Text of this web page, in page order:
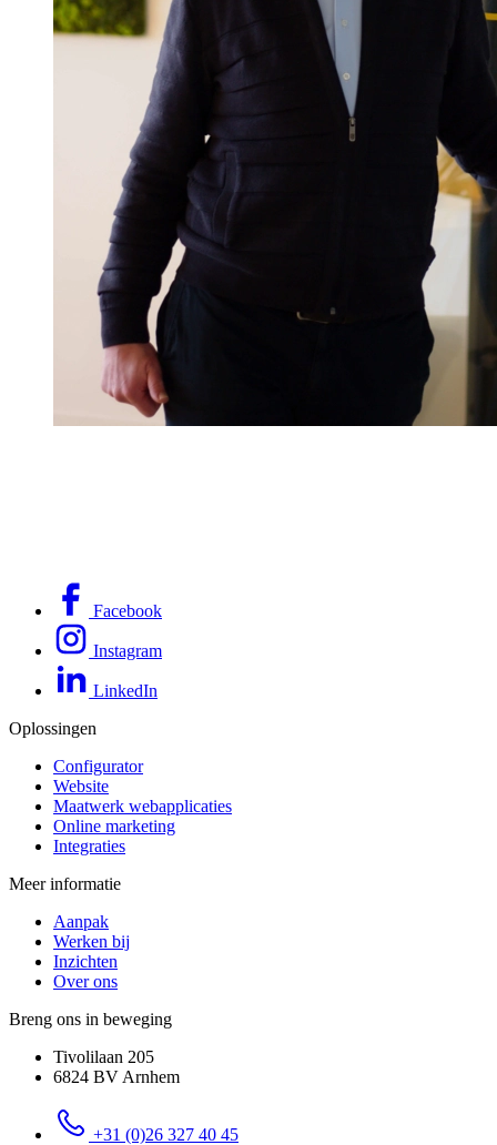
Facebook
Instagram
LinkedIn
Oplossingen
Configurator
Website
Maatwerk webapplicaties
Online marketing
Integraties
Meer informatie
Aanpak
Werken bij
Inzichten
Over ons
Breng ons in beweging
Tivolilaan 205
6824 BV Arnhem
+31 (0)26 327 40 45